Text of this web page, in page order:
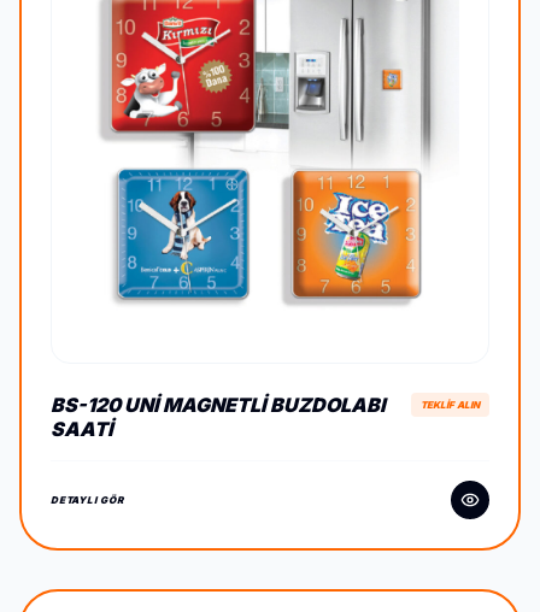
BS-120 UNI MAGNETLI BUZDOLABI
SAATI
TEKLİF ALIN
DETAYLI GÖR